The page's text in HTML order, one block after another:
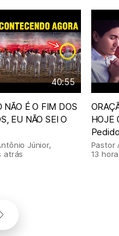
40:55
NÃO É O FIM DOS
EU NÃO SEI O
Júnior,
atrás
HOJE
Pastor
13